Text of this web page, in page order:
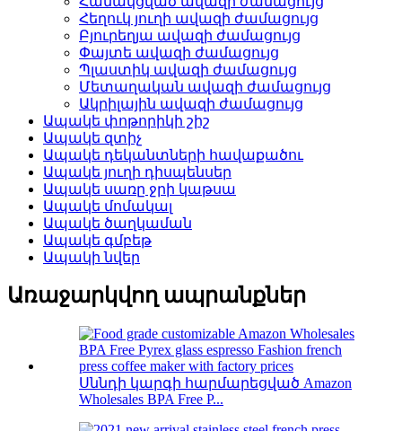
Հեղուկ յուղի ավազի ժամացույց
Բյուրեղյա ավազի ժամացույց
Փայտե ավազի ժամացույց
Պլաստիկ ավազի ժամացույց
Մետաղական ավազի ժամացույց
Ակրիլային ավազի ժամացույց
Ապակե փոթորիկի շիշ
Ապակե զտիչ
Ապակե դեկանտների հավաքածու
Ապակե յուղի դիսպենսեր
Ապակե սառը ջրի կաթսա
Ապակե մոմակալ
Ապակե ծաղկաման
Ապակե գմբեթ
Ապակի նվեր
Առաջարկվող ապրանքներ
Սննդի կարգի հարմարեցված Amazon
Wholesales BPA Free P...